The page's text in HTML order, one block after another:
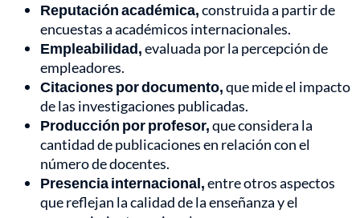
Reputación académica,construida a partir de
encuestas a académicos internacionales.
Empleabilidad,evaluada por la percepción de
empleadores.
Citaciones por documento,que mide el impacto
de las investigaciones publicadas.
Producción por profesor,que considera la
cantidad de publicaciones en relación con el
número de docentes.
Presencia internacional,entre otros aspectos
que reflejan la calidad de la enseñanza y el